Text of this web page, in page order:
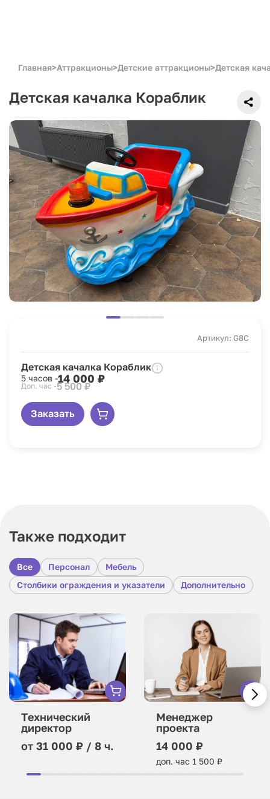
Главная>Аттракционы>Детские аттракционы>Детская
Детская качалка Кораблик
Артикул: G8C
Детская качалка Кораблик
5 часов -14 000 ₽
Доп. час -5 500 ₽
Заказать
Также подходит
Все Персонал
Мебель
Столбики ограждения и указатели
Дополнительно
Технический
директор
от 31 000 ₽ / 8 ч.
Менеджер
проекта
14 000 ₽
доп. час 1 500 ₽